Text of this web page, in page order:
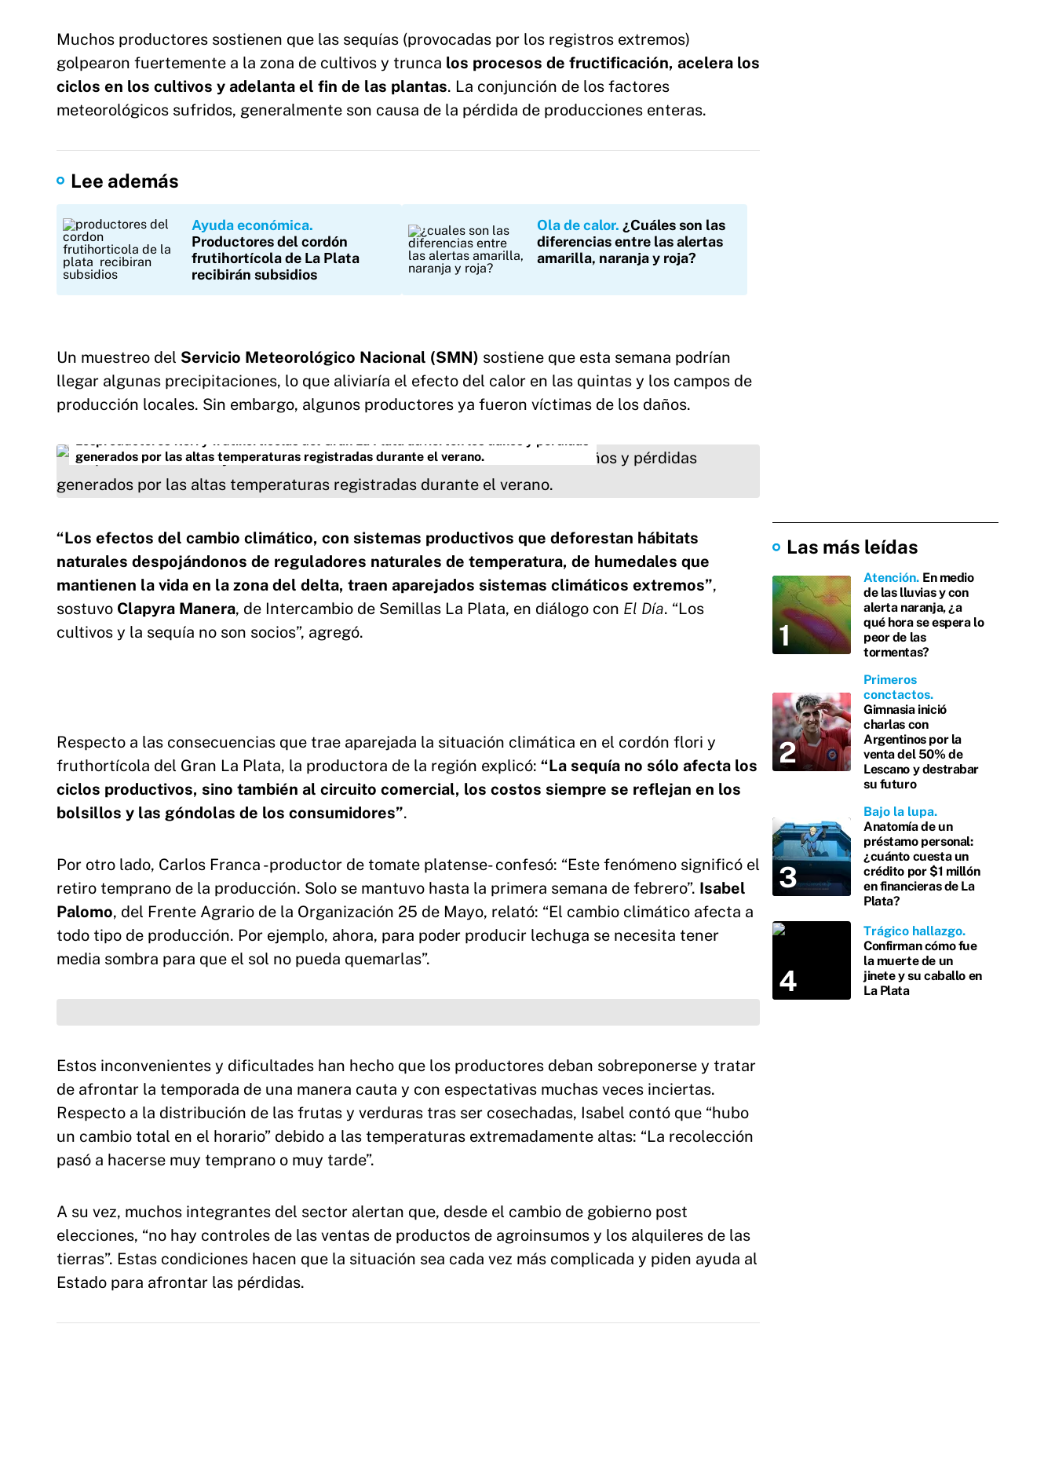
Muchos productores sostienen que las sequías (provocadas por los registros extremos)
golpearon fuertemente a la zona de cultivos y trunca los procesos de fructificación, acelera los
ciclos en los cultivos y adelanta el fin de las plantas. La conjunción de los factores
meteorológicos sufridos, generalmente son causa de la pérdida de producciones enteras.
Lee además
Ayuda económica
Productores del cordón
frutihortícola de La Plata
recibirán subsidios
Ola de calor ¿Cuáles son las
diferencias entre las alertas
amarilla, naranja y roja?
Un muestreo del Servicio Meteorológico Nacional (SMN) sostiene que esta semana podrían
llegar algunas precipitaciones, lo que aliviaría el efecto del calor en las quintas y los campos de
producción locales. Sin embargo, algunos productores ya fueron víctimas de los daños.
Losproductores flori y frutihortícolas del Gran La Plata advierten los daños y pérdidas
generados por las altas temperaturas registradas durante el verano.
“Los efectos del cambio climático, con sistemas productivos que deforestan hábitats
naturales despojándonos de reguladores naturales de temperatura, de humedales que
mantienen la vida en la zona del delta, traen aparejados sistemas climáticos extremos”,
sostuvo Clapyra Manera, de Intercambio de Semillas La Plata, en diálogo con El Día. “Los
cultivos y la sequía no son socios”, agregó.
Respecto a las consecuencias que trae aparejada la situación climática en el cordón flori y
fruthortícola del Gran La Plata, la productora de la región explicó: “La sequía no sólo afecta los
ciclos productivos, sino también al circuito comercial, los costos siempre se reflejan en los
bolsillos y las góndolas de los consumidores”.
Por otro lado, Carlos Franca -productor de tomate platense- confesó: “Este fenómeno significó el
retiro temprano de la producción. Solo se mantuvo hasta la primera semana de febrero”. Isabel
Palomo, del Frente Agrario de la Organización 25 de Mayo, relató: “El cambio climático afecta a
todo tipo de producción. Por ejemplo, ahora, para poder producir lechuga se necesita tener
media sombra para que el sol no pueda quemarlas”.
Estos inconvenientes y dificultades han hecho que los productores deban sobreponerse y tratar
de afrontar la temporada de una manera cauta y con espectativas muchas veces inciertas.
Respecto a la distribución de las frutas y verduras tras ser cosechadas, Isabel contó que “hubo
un cambio total en el horario” debido a las temperaturas extremadamente altas: “La recolección
pasó a hacerse muy temprano o muy tarde”.
A su vez, muchos integrantes del sector alertan que, desde el cambio de gobierno post
elecciones, “no hay controles de las ventas de productos de agroinsumos y los alquileres de las
tierras”. Estas condiciones hacen que la situación sea cada vez más complicada y piden ayuda al
Estado para afrontar las pérdidas.
Las más leídas
Atención En medio
de las lluvias y con
alerta naranja, ¿a
qué hora se espera lo
peor de las
tormentas?
Primeros
conctactos
Gimnasia inició
charlas con
Argentinos por la
venta del 50% de
Lescano y destrabar
su futuro
Bajo la lupa
Anatomía de un
préstamo personal:
¿cuánto cuesta un
crédito por $1 millón
en financieras de La
Plata?
Trágico hallazgo
Confirman cómo fue
la muerte de un
jinete y su caballo en
La Plata